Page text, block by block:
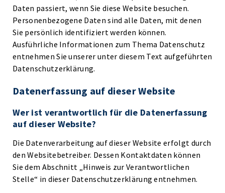
Daten passiert, wenn Sie diese Website besuchen.
Personenbezogene Daten sind alle Daten, mit denen
Sie persönlich identifiziert werden können.
Ausführliche Informationen zum Thema Datenschutz
entnehmen Sie unserer unter diesem Text aufgeführten
Datenschutzerklärung.
Datenerfassung auf dieser Website
Wer ist verantwortlich für die Datenerfassung
auf dieser Website?
Die Datenverarbeitung auf dieser Website erfolgt durch
den Websitebetreiber. Dessen Kontaktdaten können
Sie dem Abschnitt „Hinweis zur Verantwortlichen
Stelle“ in dieser Datenschutzerklärung entnehmen.